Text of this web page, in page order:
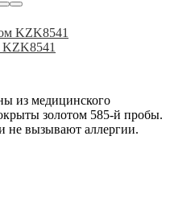
KZK8541
из медицинского
золотом 585-й пробы.
не вызывают аллергии.